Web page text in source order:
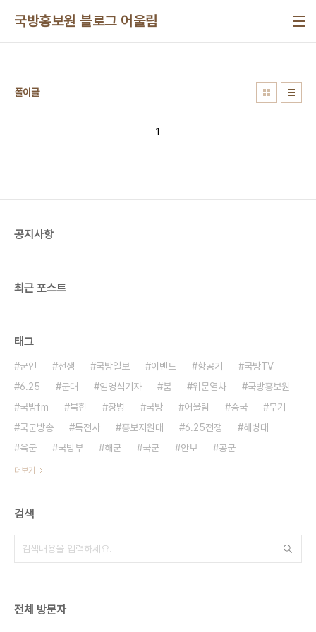
국방홍보원 블로그 어울림
폴이글
1
공지사항
최근 포스트
태그
군인 전쟁 국방일보 이벤트 항공기
국방TV
6.25
군대 임영식기자 붐 위문열차
국방홍보원
국방fm
북한 장병 국방 어울림 중국
무기
국군방송
특전사 홍보지원대 6.25전쟁
해병대
육군
국방부 해군 국군 안보 공군
더보기
검색
전체 방문자